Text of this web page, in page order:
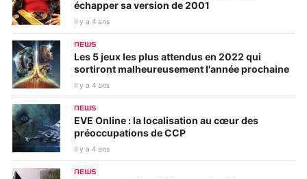
échapper sa version de 2001
Il y a 4 ans
NEWS
Les 5 jeux les plus attendus en 2022 qui
sortiront malheureusement l'année prochaine
Il y a 4 ans
NEWS
EVE Online : la localisation au cœur des
préoccupations de CCP
Il y a 4 ans
NEWS